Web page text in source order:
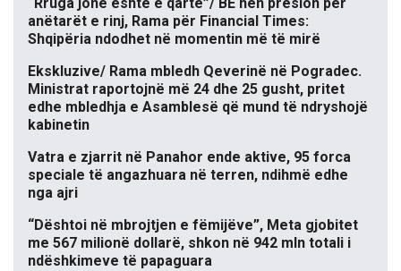
anëtarët e rinj, Rama për Financial Times:
Shqipëria ndodhet në momentin më të mirë
Ekskluzive/ Rama mbledh Qeverinë në Pogradec.
Ministrat raportojnë më 24 dhe 25 gusht, pritet
edhe mbledhja e Asamblesë që mund të ndryshojë
kabinetin
Vatra e zjarrit në Panahor ende aktive, 95 forca
speciale të angazhuara në terren, ndihmë edhe
nga ajri
“Dështoi në mbrojtjen e fëmijëve”, Meta gjobitet
me 567 milionë dollarë, shkon në 942 mln totali i
ndëshkimeve të papaguara